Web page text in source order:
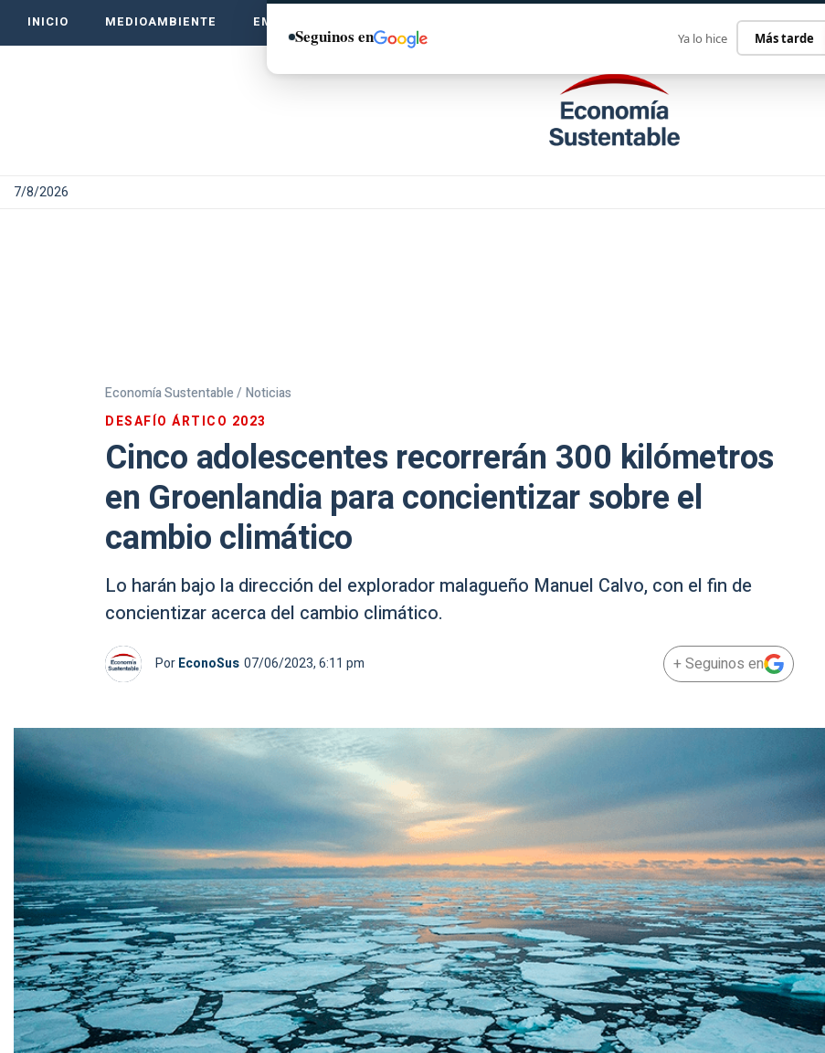
INICIO MEDIOAMBIENTE EMPRENDE VERDE CONTACTO
7/8/2026
Economía Sustentable / Noticias
DESAFÍO ÁRTICO 2023
Cinco adolescentes recorrerán 300 kilómetros
en Groenlandia para concientizar sobre el
cambio climático
Lo harán bajo la dirección del explorador malagueño Manuel Calvo, con el fin de
concientizar acerca del cambio climático.
PorEconoSus 07/06/2023, 6:11 pm + Seguinos en
Seguinos en Ya lo hice Más tarde